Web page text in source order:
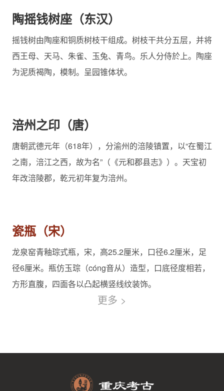
陶摇钱树座（东汉）
摇钱树由陶座和铜质树枝干组成。树枝干共分五层，并将
西王母、天马、朱雀、玉兔、青鸟。乐人分侍於上。陶座
为泥质褐陶，模制。呈园锥体状。
涪州之印（唐）
唐朝武德元年（618年），分渝州的涪陵镇置，以“在蜀江
之南，涪江之西，故为名”（《元和郡县志》）。天宝初
年改涪陵郡，乾元初年复为涪州。
瓷瓶（宋）
龙泉窑青釉琮式瓶，宋，高25.2厘米，口径6.2厘米，足
径6厘米。瓶仿玉琮（cóng音从）造型，口底径度相若，
方形直腹，四面各以凸起横竖线纹装饰。
更多 >